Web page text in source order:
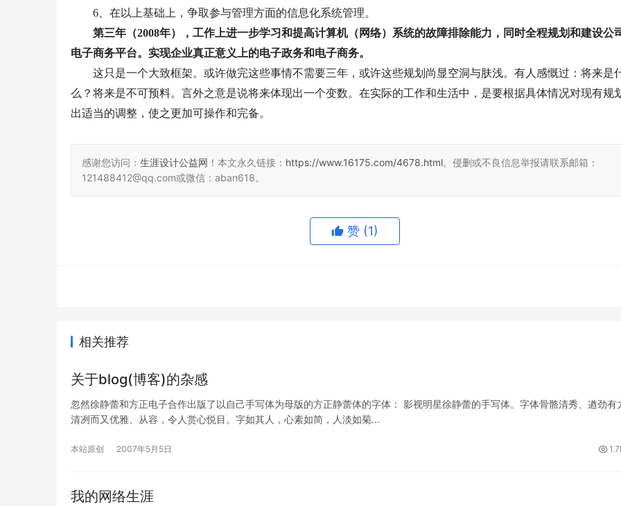
6 、在以上基础上，争取参与管理方面的信息化系统管理。
第三年（2008年），工作上进一步学习和提高计算机（网络）系统的故障排除能力，同时全程规划和建设公
电子商务平台。实现企业真正意义上的电子政务和电子商务。
这只是一个大致框架。或许做完这些事情不需要三年，或许这些规划尚显空洞与肤浅。有人感慨过：将来是
么？将来是不可预料。言外之意是说将来体现出一个变数。在实际的工作和生活中，是要根据具体情况对现有规
出适当的调整，使之更加可操作和完备。
感谢您访问： 生涯设计公益网 ！本文永久链接： https://www.16175.com/4678.html。侵删或不良信息举报请联系邮箱：
121488412@qq.com或微信：aban618。
赞 (1)
相关推荐
关于blog(博客)的杂感
忽然徐静蕾和方正电子合作出版了以自己手写体为母版的方正静蕾体的字体： 影视明星徐静蕾的手写体。字体骨骼清秀、遒劲有
清冽而又优雅、从容，令人赏心悦目。字如其人，心素如简，人淡如菊…
本站原创 2007年5月5日
我的网络生涯